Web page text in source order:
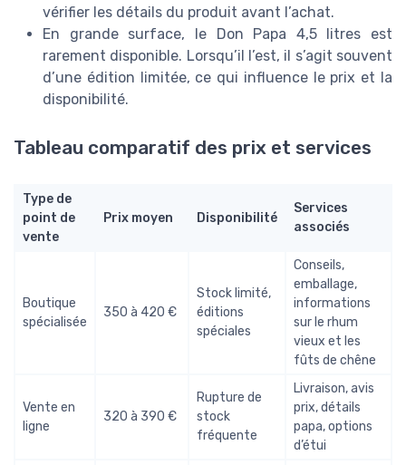
vérifier les détails du produit avant l’achat.
En grande surface, le Don Papa 4,5 litres est
rarement disponible. Lorsqu’il l’est, il s’agit souvent
d’une édition limitée, ce qui influence le prix et la
disponibilité.
Tableau comparatif des prix et services
Type de
point de
vente
Prix moyen Disponibilité
Services
associés
Boutique
spécialisée
350 à 420 €
Stock limité,
éditions
spéciales
Conseils,
emballage,
informations
sur le rhum
vieux et les
fûts de chêne
Vente en
ligne
320 à 390 €
Rupture de
stock
fréquente
Livraison, avis
prix, détails
papa, options
d’étui